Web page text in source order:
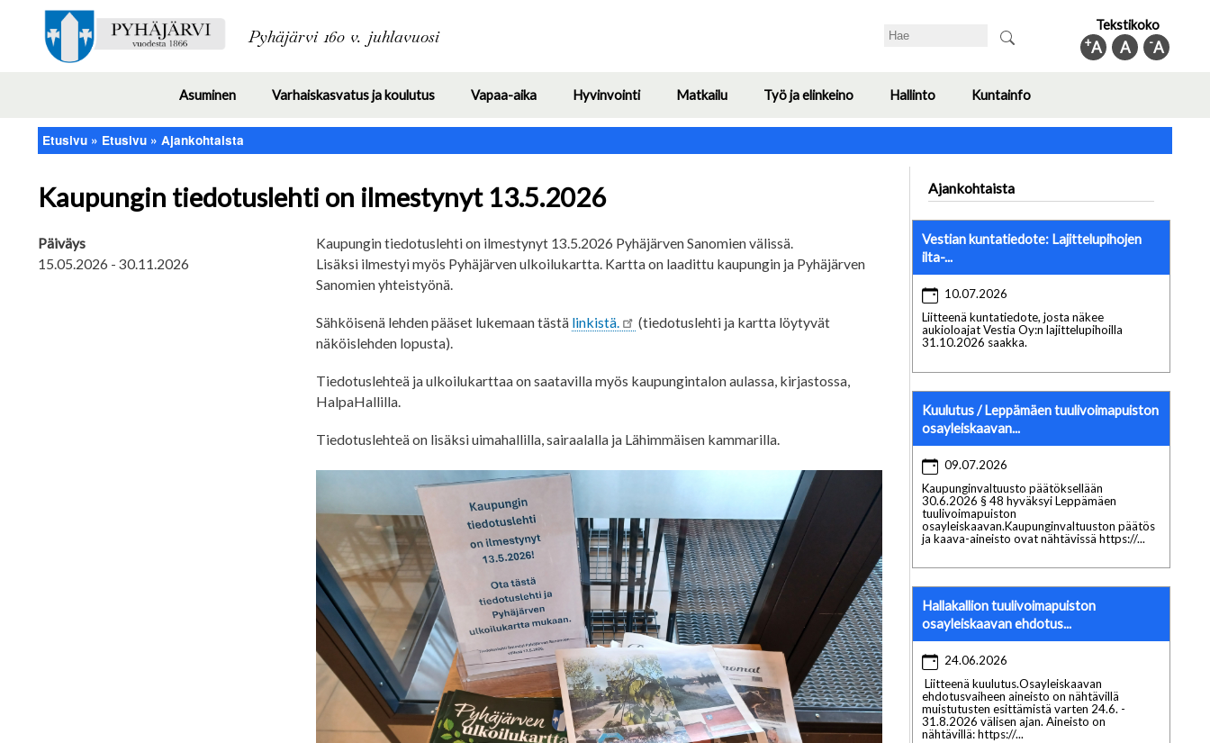
Pyhäjärvi 160 v. juhlavuosi Search Tekstikoko
-A
A
+A
Asuminen
Toggle
Varhaiskasvatus ja koulutus
Toggle
Vapaa-aika
Toggle
Hyvinvointi
Toggle
Matkailu Työ ja elinkeino
Toggle
Hallinto
Toggle
Kuntainfo
Murupolku
Etusivu Etusivu Ajankohtaista
Kaupungin tiedotuslehti on ilmestynyt 13.5.2026
Päiväys
15.05.2026 - 30.11.2026
Kaupungin tiedotuslehti on ilmestynyt 13.5.2026 Pyhäjärven Sanomien välissä.
Lisäksi ilmestyi myös Pyhäjärven ulkoilukartta. Kartta on laadittu kaupungin ja Pyhäjärven
Sanomien yhteistyönä.
Sähköisenä lehden pääset lukemaan tästä linkistä.
(tiedotuslehti ja kartta löytyvät
näköislehden lopusta).
Tiedotuslehteä ja ulkoilukarttaa on saatavilla myös kaupungintalon aulassa, kirjastossa,
HalpaHallilla.
Tiedotuslehteä on lisäksi uimahallilla, sairaalalla ja Lähimmäisen kammarilla.
Ajankohtaista
Vestian kuntatiedote: Lajittelupihojen
ilta-...
10.07.2026
Liitteenä kuntatiedote, josta näkee
aukioloajat Vestia Oy:n lajittelupihoilla
31.10.2026 saakka.
Kuulutus / Leppämäen tuulivoimapuiston
osayleiskaavan...
09.07.2026
Kaupunginvaltuusto päätöksellään
30.6.2026 § 48 hyväksyi Leppämäen
tuulivoimapuiston
osayleiskaavan.Kaupunginvaltuuston päätös
ja kaava-aineisto ovat nähtävissä https://...
Hallakallion tuulivoimapuiston
osayleiskaavan ehdotus...
24.06.2026
Liitteenä kuulutus.Osayleiskaavan
ehdotusvaiheen aineisto on nähtävillä
muistutusten esittämistä varten 24.6. -
31.8.2026 välisen ajan. Aineisto on
nähtävillä: https://...